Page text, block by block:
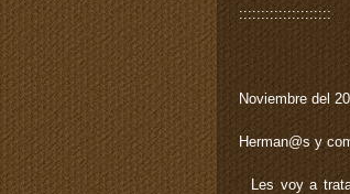
:::::::::::::::::::::
Noviembre del
Herman@s y
Les voy a